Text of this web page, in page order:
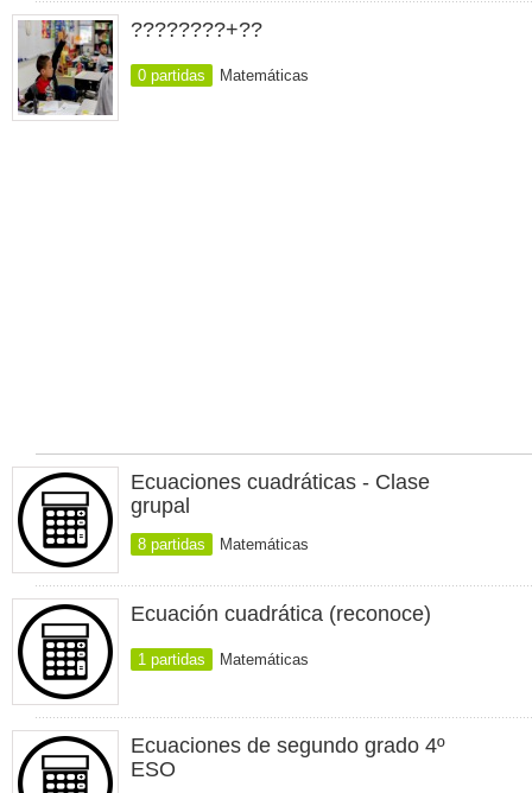
????????+??
0 partidas Matemáticas
Ecuaciones cuadráticas - Clase
grupal
8 partidas Matemáticas
Ecuación cuadrática (reconoce)
1 partidas Matemáticas
Ecuaciones de segundo grado 4º
ESO